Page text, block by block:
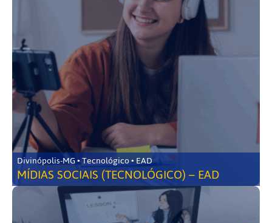
Divinópolis-MG • Tecnológico • EAD
MÍDIAS SOCIAIS (TECNOLÓGICO) – EAD